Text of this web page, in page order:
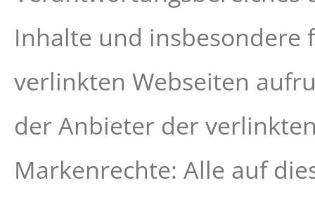
Inhalte und insbesondere
verlinkten Webseiten
der Anbieter der
Markenrechte: Alle auf